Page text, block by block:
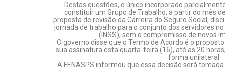
Destas questões, o único incorporado
constituir um Grupo de Trabalho, a partir do mês
proposta de revisão da Carreira do Seguro Social,
jornada de trabalho para o conjunto dos servidores
(INSS), sem o compromisso de novos
O governo disse que o Termo de Acordo é o
sua assinatura esta quarta-feira (16), até as 20
forma unilateral.
A FENASPS informou que essa decisão será